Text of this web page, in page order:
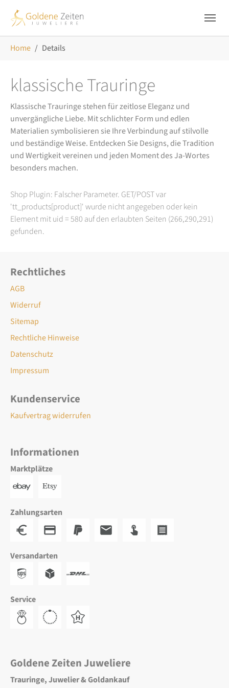
Home Details
klassische Trauringe
Klassische Trauringe stehen für zeitlose Eleganz und
unvergängliche Liebe. Mit schlichter Form und edlen
Materialien symbolisieren sie Ihre Verbindung auf stilvolle
und beständige Weise. Entdecken Sie Designs, die Tradition
und Wertigkeit vereinen und jeden Moment des Ja-Wortes
besonders machen.
Shop Plugin: Falscher Parameter. GET/POST var
'tt_products[product]' wurde nicht angegeben oder kein
Element mit uid = 580 auf den erlaubten Seiten (266,290,291)
gefunden.
Rechtliches
AGB
Widerruf
Sitemap
Rechtliche Hinweise
Datenschutz
Impressum
Kundenservice
Kaufvertrag widerrufen
Informationen
Marktplätze
Zahlungsarten
Versandarten
Service
Goldene Zeiten Juweliere
Trauringe, Juwelier & Goldankauf